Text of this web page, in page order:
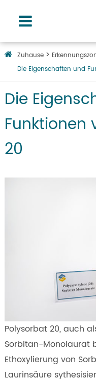
Zuhause
Die Eigenschaften und
Die
Funktionen
20
Polysorbat 20, auch
Sorbitan-Monolaurat
Ethoxylierung von
Laurinsäure